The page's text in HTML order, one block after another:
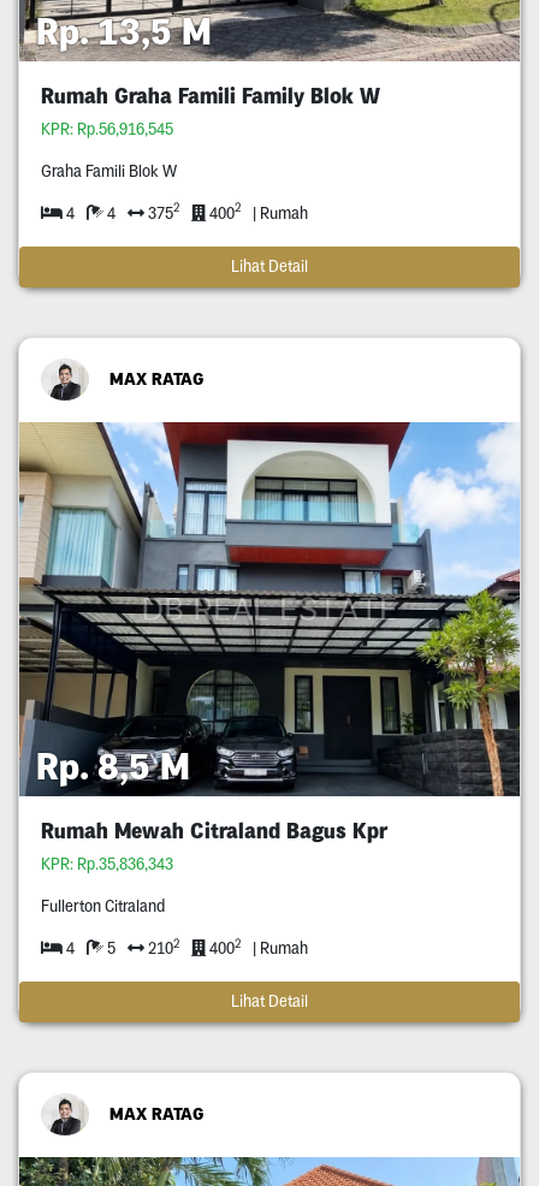
Rp. 13,5 M
Rumah Graha Famili Family Blok W
KPR: Rp.56,916,545
Graha Famili Blok W
4 4 3752 4002 | Rumah
Lihat Detail
MAX RATAG
Rp. 8,5 M
Rumah Mewah Citraland Bagus Kpr
KPR: Rp.35,836,343
Fullerton Citraland
4 5 2102 4002 | Rumah
Lihat Detail
MAX RATAG